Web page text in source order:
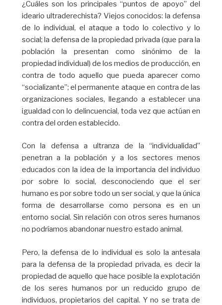
¿Cuáles son los principales “puntos de apoyo” del
ideario ultraderechista? Viejos conocidos: la defensa
de lo individual, el ataque a todo lo colectivo y lo
social; la defensa de la propiedad privada (que para la
población la presentan como sinónimo de la
propiedad individual) de los medios de producción, en
contra de todo aquello que pueda aparecer como
“socializante”; el permanente ataque en contra de las
organizaciones sociales, llegando a establecer una
igualdad con lo delincuencial, toda vez que actúan en
contra del orden establecido.
Con la defensa a ultranza de la “individualidad”
penetran a la población y a los sectores menos
educados con la idea de la importancia del individuo
por sobre lo social, desconociendo que el ser
humano es por sobre todo un ser social, y que la única
forma de desarrollarse como persona es en un
entorno social. Sin relación con otros seres humanos
no podríamos abandonar nuestro estado animal.
Pero, la defensa de lo individual es solo la antesala
para la defensa de la propiedad privada, es decir la
propiedad de aquello que hace posible la explotación
de los seres humanos por un reducido grupo de
individuos, propietarios del capital. Y no se trata de